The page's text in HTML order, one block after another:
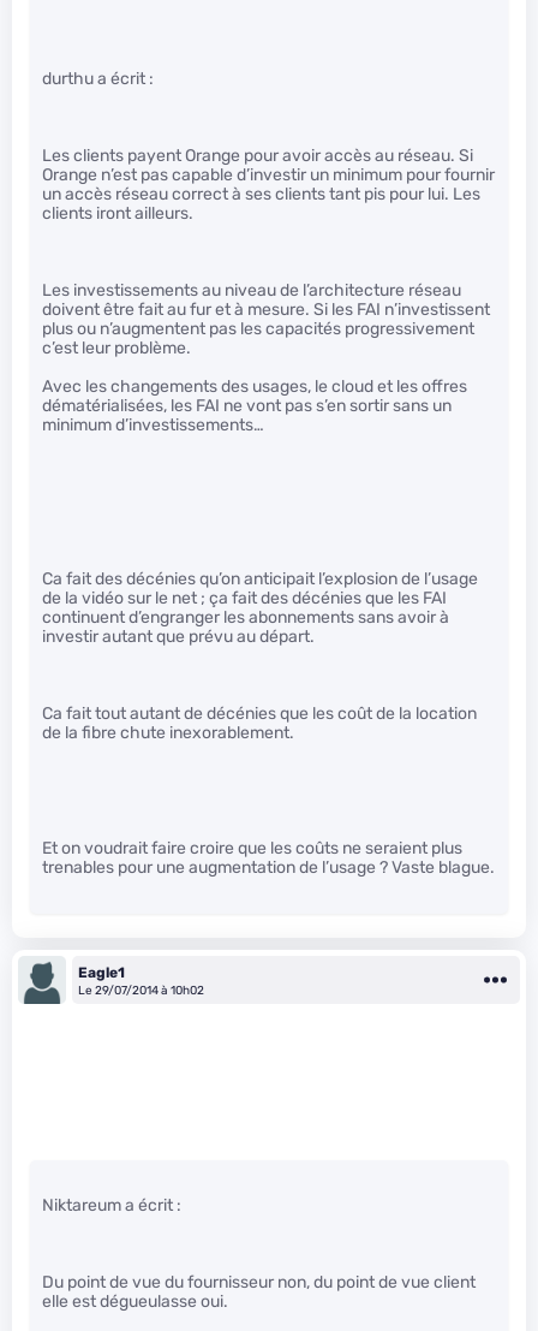
durthu a écrit :
Les clients payent Orange pour avoir accès au réseau. Si
Orange n’est pas capable d’investir un minimum pour fournir
un accès réseau correct à ses clients tant pis pour lui. Les
clients iront ailleurs.
Les investissements au niveau de l’architecture réseau
doivent être fait au fur et à mesure. Si les FAI n’investissent
plus ou n’augmentent pas les capacités progressivement
c’est leur problème.
Avec les changements des usages, le cloud et les offres
dématérialisées, les FAI ne vont pas s’en sortir sans un
minimum d’investissements…
Ca fait des décénies qu’on anticipait l’explosion de l’usage
de la vidéo sur le net ; ça fait des décénies que les FAI
continuent d’engranger les abonnements sans avoir à
investir autant que prévu au départ.
Ca fait tout autant de décénies que les coût de la location
de la fibre chute inexorablement.
Et on voudrait faire croire que les coûts ne seraient plus
trenables pour une augmentation de l’usage ? Vaste blague.
Eagle1
Le 29/07/2014 à 10h02
Niktareum a écrit :
Du point de vue du fournisseur non, du point de vue client
elle est dégueulasse oui.